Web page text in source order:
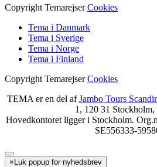
Copyright TemarejserCookies
Tema i Danmark
Tema i Sverige
Tema i Norge
Tema i Finland
Copyright TemarejserCookies
TEMA er en del afJambo Tours
1, 120 31 Stockholm,
Hovedkontoret ligger i Stockholm.
SE556333-
× Luk popup for nyhedsbrev